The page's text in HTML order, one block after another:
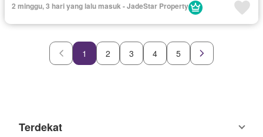
2 minggu, 3 hari yang lalu masuk - JadeStar Property
1 2 3 4 5
Terdekat